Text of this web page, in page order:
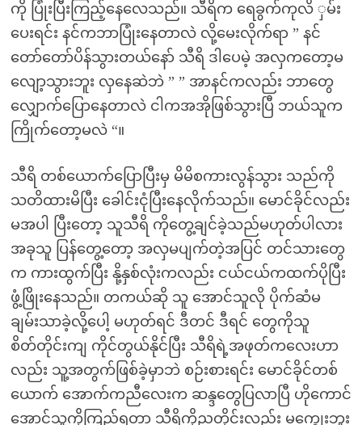
ကို ပြုံးပြီးကြည့်နေလေသည်။ သီရိက ရေခွက်ကုလိ ှမ်း
ပေးရင်း နင်ကဘာပြုံးနေတာလဲ လို့မေးလိုက်ရာ ” နင်
တော်တော်ပိန်သွားတယ်နော် သီရိ ဒါပေမဲ့ အလှကတော့မ
လျော့သွားဘူး လှနေဆဲဘဲ ” ” အာနင်ကလည်း ဘာတွေ
လျှောက်ပြောနေတာလဲ ငါကအအိုဖြစ်သွားပြီ ဘယ်သူက
ကြိုက်တော့မလဲ “။
သီရိ တစ်ယောက်ပြောပြီးမှ မိမိစကားလွန်သွား သည်ကို
သတိထားမိပြီး ခေါင်းငုံပြီးနေလိုက်သည်။ မောင်ခိုင်လည်း
မအပါ ပြီးတော့ သူသီရိ ကိုတွေ့ချင်ခဲ့သည်မဟုတ်ပါလား
အခုသူ ပြန်တွေ့တော့ အလှမပျက်တဲ့အပြင် တင်သားတွေ
က ကားထွက်ပြီး နို့နှစ်လုံးကလည်း ငယ်ငယ်ကထက်ပိုပြီး
ဖွံ့ဖြိုးနေသည်။ တကယ်ဆို သူ အောင်သူလို ပိုက်ဆံမ
ချမ်းသာခဲ့လို့ပေါ့ မဟုတ်ရင် ဒီတင် ဒီရင် တွေကိုသူ
စိတ်တိုင်းကျ ကိုင်တွယ်နိုင်ပြီး သီရိရဲ့အဖုတ်ကလေးဟာ
လည်း သူ့အတွက်ဖြစ်ခဲ့မှာဘဲ စဉ်းစားရင်း မောင်ခိုင်တစ်
ယောက် အောက်ကညီလေးက ဆန္ဒတွေပြလာပြီ ဟိုကောင်
အောင်သူ့ကိုကြည့်ရတာ သီရိကိုညတိုင်းလည်း မကျွေးဘူး